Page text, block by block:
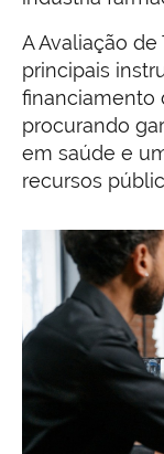
A Avaliação
principais
financiamento
procurando
em saúde e
recursos